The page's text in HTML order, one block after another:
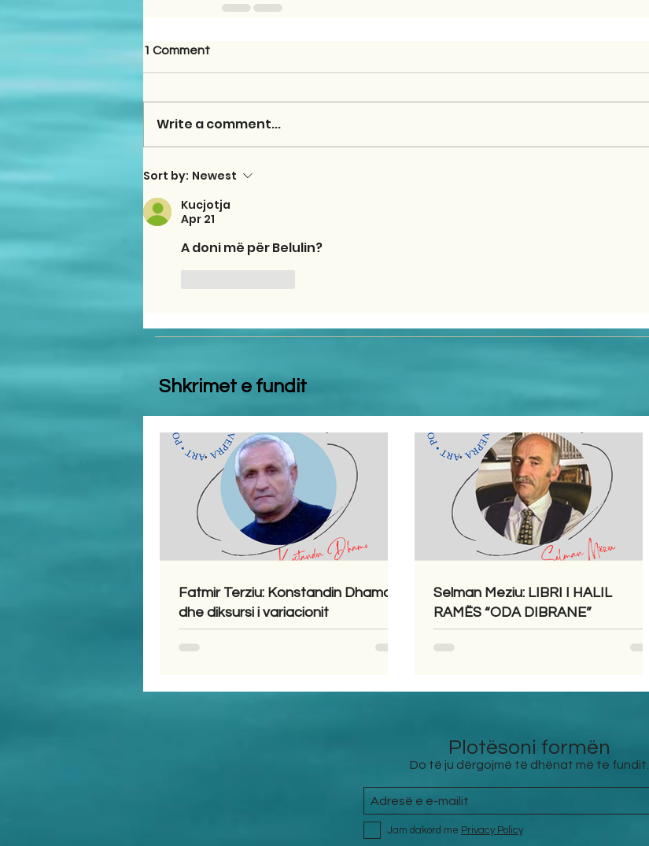
1 Comment
Write a comment...
Sort by: Newest
Kucjotja
Apr 21
A doni më për Belulin?
Shkrimet e fundit
Fatmir Terziu: Konstandin Dhamo
dhe diksursi i variacionit
Selman Meziu: LIBRI I HALIL
RAMËS “ODA DIBRANE”
Plotësoni formën
Do të ju dërgojmë të dhënat më te fundit.
Jam dakord me Privacy Policy